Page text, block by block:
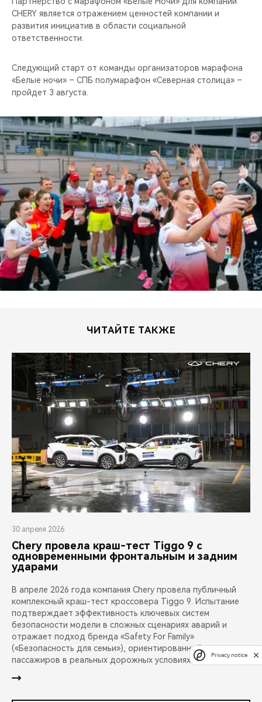
CHERY является отражением ценностей компании и
развития инициатив в области социальной
ответственности.
Следующий старт от команды организаторов марафона
«Белые ночи» – СПБ полумарафон «Северная столица» –
пройдет 3 августа.
ЧИТАЙТЕ ТАКЖЕ
30 апреля 2026
Chery провела краш-тест Tiggo 9 с
одновременными фронтальным и задним
ударами
В апреле 2026 года компания Chery провела публичный
комплексный краш-тест кроссовера Tiggo 9. Испытание
подтверждает эффективность ключевых систем
безопасности модели в сложных сценариях аварий и
отражает подход бренда «Safety For Family»
(«Безопасность для семьи»), ориентированный на защиту
пассажиров в реальных дорожных условиях.
Privacy notice